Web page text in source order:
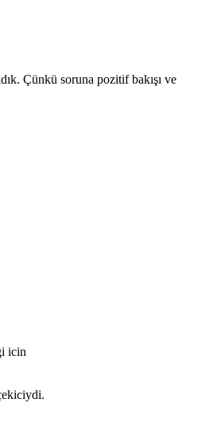
Çünkü soruna pozitif bakışı ve
icin